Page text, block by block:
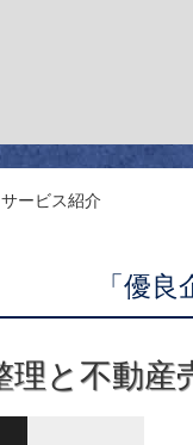
ービス紹介
「優
理と不動産